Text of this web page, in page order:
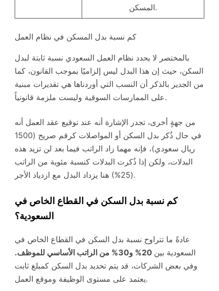
المسكن.
كم نسبة بدل المسكن في نظام العمل
بالمختصر لا يحدد نظام العمل السعودي نسبة ثابتة لبدل
السكن، حيث إن هذا البدل ليس إلزاميًا بموجب القانون، كما
من الجدير بالذكر أن النسب التي أوردناها هي تقديرات مبنية
على الممارسات السوقية وليست ملزمة قانونياً.
من جهةٍ أخرى، تجدر الإشارة أنه عند توقيع عقد العمل أنه
في حال ذُكر بدل السكن أو المواصلات كرقم صريح (1500
ريال سعودي)، فإنه مهما زاد الراتب فيما بعد لن تزيد هذه
البدلات، ولكن إذا ذُكرت البدلات كنسبة مئوية من الراتب
(25%) هنا يزداد البدل مع ازدياد الأجر.
كم نسبة بدل السكن في القطاع الخاص في
السعودية؟
عادةً ما تتراوح نسبة بدل السكن في القطاع الخاص في
السعودية بين
وفي بعض الشركات، قد يتم تحديد بدل السكن كمبلغ ثابت
يعتمد على مستوى الوظيفة وموقع العمل.